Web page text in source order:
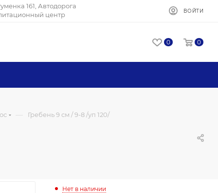
161, Автодорога
центр
ВОЙТИ
0 0
— Гребень 9 см / 9-8 /уп 120/
Нет в наличии